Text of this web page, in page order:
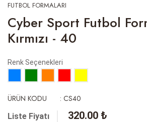
FUTBOL FORMALARI
Cyber Sport Futbol
Kırmızı - 40
Renk Seçenekleri
ÜRÜN KODU : CS40
Liste Fiyatı 320.00 ₺